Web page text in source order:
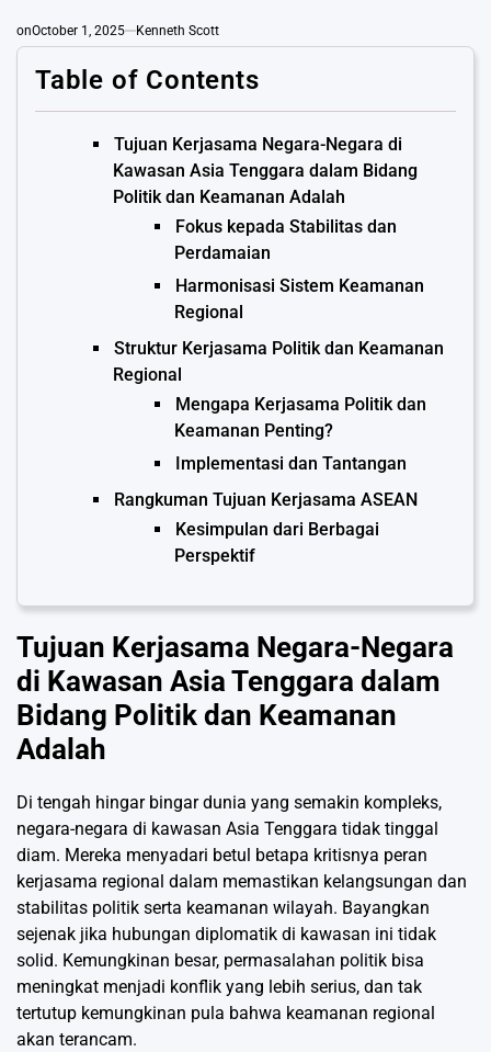
onOctober 1, 2025 Kenneth Scott
Table of Contents
Tujuan Kerjasama Negara-Negara di
Kawasan Asia Tenggara dalam Bidang
Politik dan Keamanan Adalah
Fokus kepada Stabilitas dan
Perdamaian
Harmonisasi Sistem Keamanan
Regional
Struktur Kerjasama Politik dan Keamanan
Regional
Mengapa Kerjasama Politik dan
Keamanan Penting?
Implementasi dan Tantangan
Rangkuman Tujuan Kerjasama ASEAN
Kesimpulan dari Berbagai
Perspektif
Tujuan Kerjasama Negara-Negara
di Kawasan Asia Tenggara dalam
Bidang Politik dan Keamanan
Adalah
Di tengah hingar bingar dunia yang semakin kompleks,
negara-negara di kawasan Asia Tenggara tidak tinggal
diam. Mereka menyadari betul betapa kritisnya peran
kerjasama regional dalam memastikan kelangsungan dan
stabilitas politik serta keamanan wilayah. Bayangkan
sejenak jika hubungan diplomatik di kawasan ini tidak
solid. Kemungkinan besar, permasalahan politik bisa
meningkat menjadi konflik yang lebih serius, dan tak
tertutup kemungkinan pula bahwa keamanan regional
akan terancam.